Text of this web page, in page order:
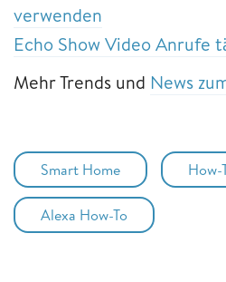
verwenden
Echo Show Video Anrufe
Mehr Trends und News
Smart Home How-
Alexa How-To